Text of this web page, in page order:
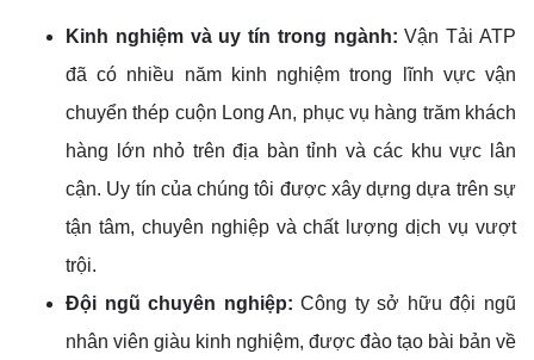
Kinh nghiệm và uy tín trong ngành: Vận Tải ATP
đã có nhiều năm kinh nghiệm trong lĩnh vực vận
chuyển thép cuộn Long An, phục vụ hàng trăm khách
hàng lớn nhỏ trên địa bàn tỉnh và các khu vực lân
cận. Uy tín của chúng tôi được xây dựng dựa trên sự
tận tâm, chuyên nghiệp và chất lượng dịch vụ vượt
trội.
Đội ngũ chuyên nghiệp: Công ty sở hữu đội ngũ
nhân viên giàu kinh nghiệm, được đào tạo bài bản về